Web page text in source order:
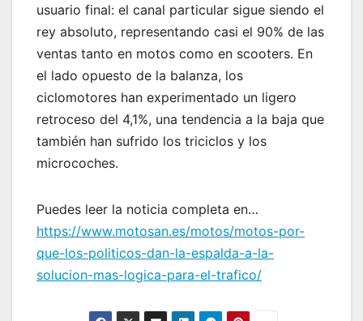
usuario final: el canal particular sigue siendo el
rey absoluto, representando casi el 90% de las
ventas tanto en motos como en scooters. En
el lado opuesto de la balanza, los
ciclomotores han experimentado un ligero
retroceso del 4,1%, una tendencia a la baja que
también han sufrido los triciclos y los
microcoches.
Puedes leer la noticia completa en…
https://www.motosan.es/motos/motos-por-
que-los-politicos-dan-la-espalda-a-la-
solucion-mas-logica-para-el-trafico/